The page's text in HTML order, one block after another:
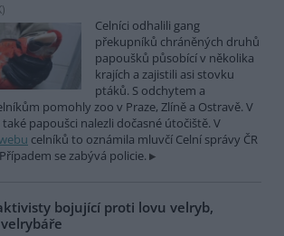
)
Celníci odhalili gang
překupníků chráněných druhů
papoušků působící v několika
krajích a zajistili asi stovku
ptáků. S odchytem a
pomohly zoo v Praze, Zlíně a Ostravě. V
papoušci nalezli dočasné útočiště. V
celníků to oznámila mluvčí Celní správy ČR
se zabývá policie.
bojující proti lovu velryb,